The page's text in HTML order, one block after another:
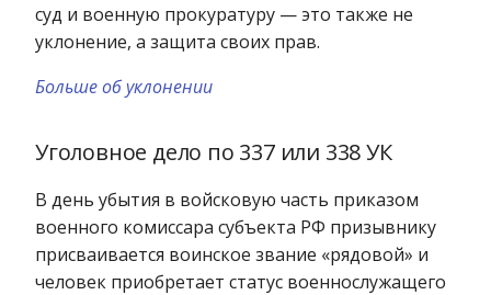
суд и военную прокуратуру — это также не
уклонение, а защита своих прав.
Больше об уклонении
Уголовное дело по 337 или 338 УК
В день убытия в войсковую часть приказом
военного комиссара субъекта РФ призывнику
присваивается воинское звание «рядовой» и
человек приобретает статус военнослужащего